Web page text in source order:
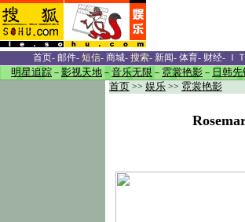
首页- 邮件- 短信- 商城- 搜索- 新闻- 体育- 财经- Ｉ
明星追踪 － 影视天地 － 音乐无限 － 霓裳艳影 － 日韩先
首页 >> 娱乐 >> 霓裳艳影